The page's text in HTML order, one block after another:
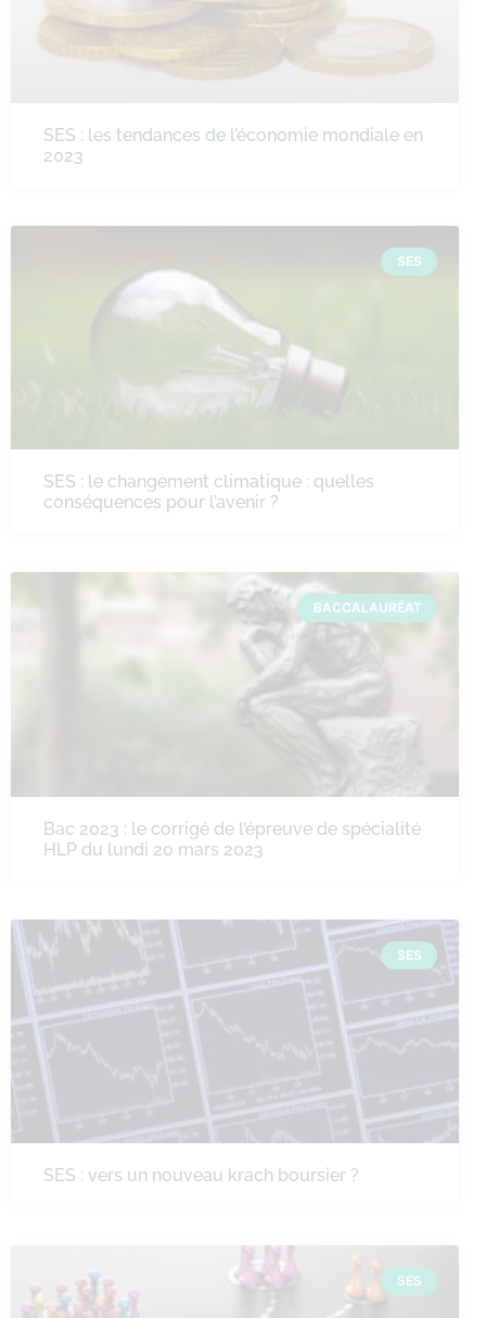
SES : les tendances de l’économie mondiale en
2023
SES
SES : le changement climatique : quelles
conséquences pour l’avenir ?
BACCALAURÉAT
Bac 2023 : le corrigé de l’épreuve de spécialité
HLP du lundi 20 mars 2023
SES
SES : vers un nouveau krach boursier ?
SES